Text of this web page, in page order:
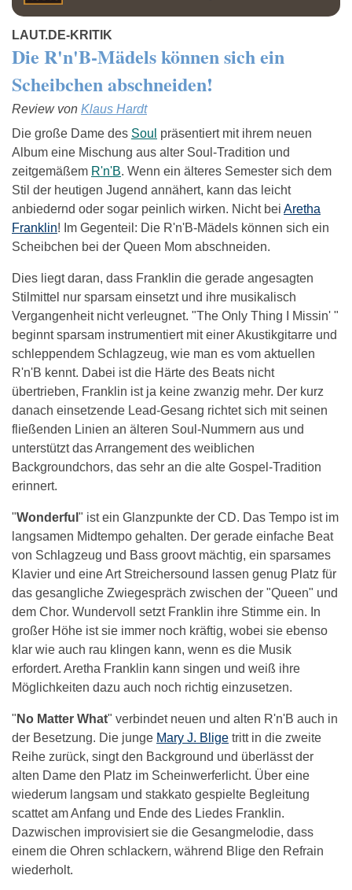
LAUT.DE-KRITIK
Die R'n'B-Mädels können sich ein
Scheibchen abschneiden!
Review von Klaus Hardt
Die große Dame des Soul präsentiert mit ihrem neuen
Album eine Mischung aus alter Soul-Tradition und
zeitgemäßem R'n'B. Wenn ein älteres Semester sich dem
Stil der heutigen Jugend annähert, kann das leicht
anbiedernd oder sogar peinlich wirken. Nicht bei Aretha
Franklin! Im Gegenteil: Die R'n'B-Mädels können sich ein
Scheibchen bei der Queen Mom abschneiden.
Dies liegt daran, dass Franklin die gerade angesagten
Stilmittel nur sparsam einsetzt und ihre musikalisch
Vergangenheit nicht verleugnet. "The Only Thing I Missin' "
beginnt sparsam instrumentiert mit einer Akustikgitarre und
schleppendem Schlagzeug, wie man es vom aktuellen
R'n'B kennt. Dabei ist die Härte des Beats nicht
übertrieben, Franklin ist ja keine zwanzig mehr. Der kurz
danach einsetzende Lead-Gesang richtet sich mit seinen
fließenden Linien an älteren Soul-Nummern aus und
unterstützt das Arrangement des weiblichen
Backgroundchors, das sehr an die alte Gospel-Tradition
erinnert.
"Wonderful " ist ein Glanzpunkte der CD. Das Tempo ist im
langsamen Midtempo gehalten. Der gerade einfache Beat
von Schlagzeug und Bass groovt mächtig, ein sparsames
Klavier und eine Art Streichersound lassen genug Platz für
das gesangliche Zwiegespräch zwischen der "Queen" und
dem Chor. Wundervoll setzt Franklin ihre Stimme ein. In
großer Höhe ist sie immer noch kräftig, wobei sie ebenso
klar wie auch rau klingen kann, wenn es die Musik
erfordert. Aretha Franklin kann singen und weiß ihre
Möglichkeiten dazu auch noch richtig einzusetzen.
" No Matter What" verbindet neuen und alten R'n'B auch in
der Besetzung. Die junge Mary J. Blige tritt in die zweite
Reihe zurück, singt den Background und überlässt der
alten Dame den Platz im Scheinwerferlicht. Über eine
wiederum langsam und stakkato gespielte Begleitung
scattet am Anfang und Ende des Liedes Franklin.
Dazwischen improvisiert sie die Gesangmelodie, dass
einem die Ohren schlackern, während Blige den Refrain
wiederholt.